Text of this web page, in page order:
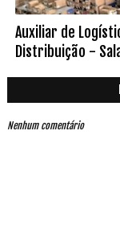
Auxiliar de
Distribuição -
Nenhum comentário